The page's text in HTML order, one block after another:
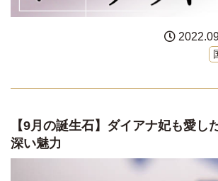
【9月の誕生石】ダイアナ妃も愛し
深い魅力